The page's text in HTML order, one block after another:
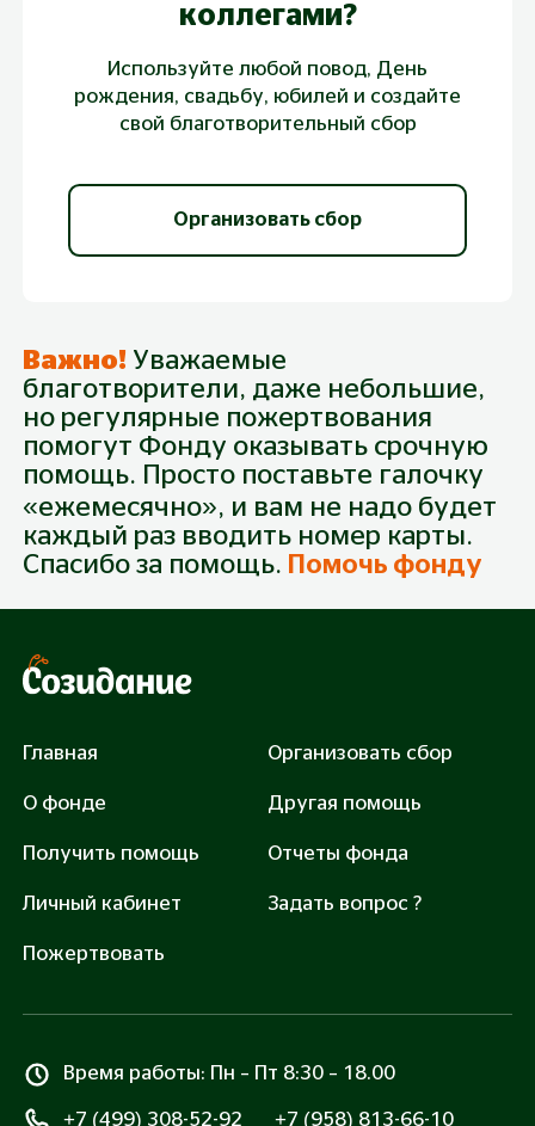
коллегами?
Используйте любой повод, День
рождения, свадьбу, юбилей и создайте
свой благотворительный сбор
Организовать сбор
Пожертвование
Собрано24 450 210 000
3 000 руб.
Закрыть сбор: 185550 руб.
Помочь
офертыи
данных
Все транзакции защищены сертификатом SSL
Важно! Уважаемые
благотворители, даже небольшие,
но регулярные пожертвования
помогут Фонду оказывать срочную
помощь. Просто поставьте галочку
«ежемесячно», и вам не надо будет
каждый раз вводить номер карты.
Спасибо за помощь. Помочь фонду
Главная
О фонде
Получить помощь
Личный кабинет
Пожертвовать
Организовать сбор
Другая помощь
Отчеты фонда
Задать вопрос ?
Время работы: Пн – Пт 8:30 – 18.00
+7 (499) 308-52-92 +7 (958) 813-66-10